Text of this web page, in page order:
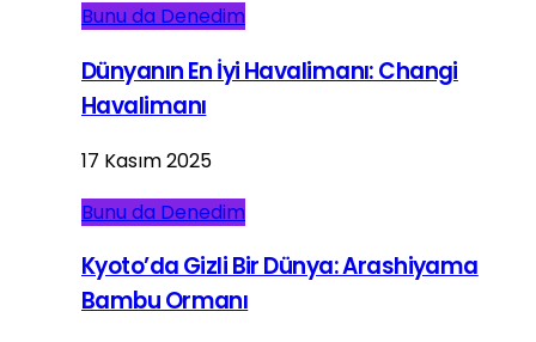
Bunu da Denedim
Dünyanın En İyi Havalimanı: Changi
Havalimanı
17 Kasım 2025
Bunu da Denedim
Kyoto’da Gizli Bir Dünya: Arashiyama
Bambu Ormanı